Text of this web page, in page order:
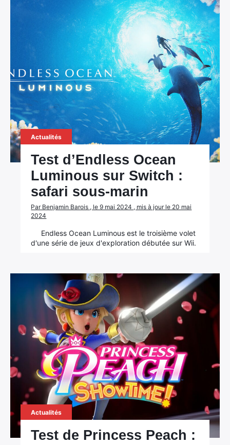
Actualités
Test d’Endless Ocean
Luminous sur Switch :
safari sous-marin
Par Benjamin Barois , le 9 mai 2024 , mis à jour le 20 mai
2024
Endless Ocean Luminous est le troisième volet
d'une série de jeux d'exploration débutée sur Wii.
Actualités
Test de Princess Peach :